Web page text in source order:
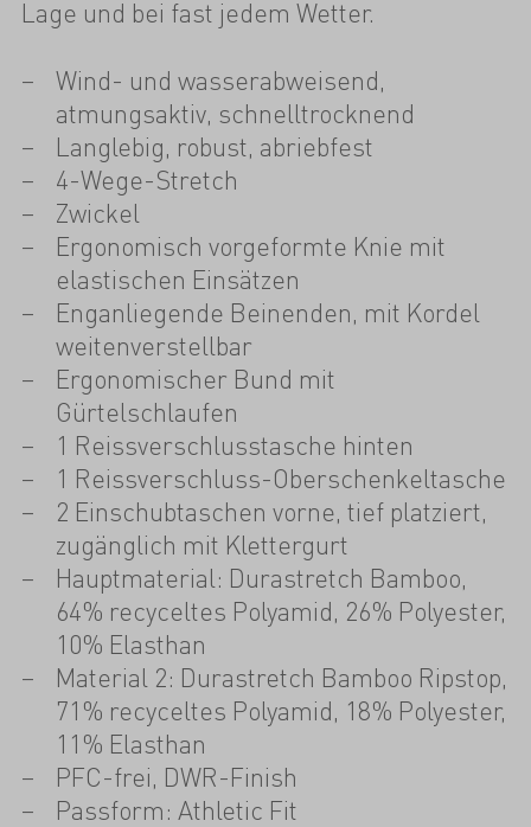
Lage und bei fast jedem Wetter.
Wind- und wasserabweisend,
atmungsaktiv, schnelltrocknend
Langlebig, robust, abriebfest
4-Wege-Stretch
Zwickel
Ergonomisch vorgeformte Knie mit
elastischen Einsätzen
Enganliegende Beinenden, mit Kordel
weitenverstellbar
Ergonomischer Bund mit
Gürtelschlaufen
1 Reissverschlusstasche hinten
1 Reissverschluss-Oberschenkeltasche
2 Einschubtaschen vorne, tief platziert,
zugänglich mit Klettergurt
Hauptmaterial: Durastretch Bamboo,
64% recyceltes Polyamid, 26% Polyester,
10% Elasthan
Material 2: Durastretch Bamboo Ripstop,
71% recyceltes Polyamid, 18% Polyester,
11% Elasthan
PFC-frei, DWR-Finish
Passform: Athletic Fit